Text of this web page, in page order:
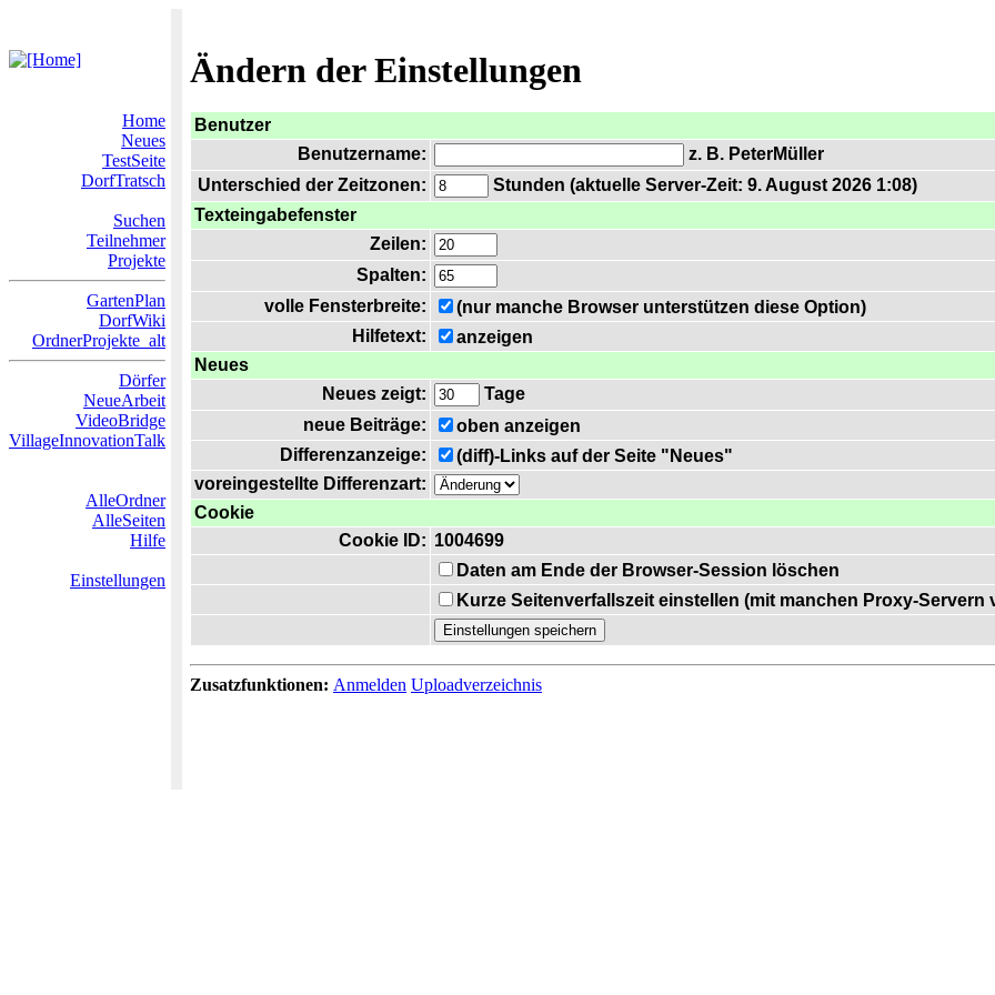
Ändern der Einstellungen
Home
Neues
TestSeite
DorfTratsch
Suchen
Teilnehmer
Projekte
GartenPlan
DorfWiki
OrdnerProjekte_alt
Dörfer
NeueArbeit
VideoBridge
VillageInnovationTalk
AlleOrdner
AlleSeiten
Hilfe
Einstellungen
Benutzer
Benutzername:
z. B. PeterMüller
Unterschied der Zeitzonen:
Stunden (aktuelle Server-Zeit: 9. August 2026 1:08)
Texteingabefenster
Zeilen:
Spalten:
volle Fensterbreite:
(nur manche Browser unterstützen diese Option)
Hilfetext:
anzeigen
Neues
Neues zeigt:
Tage
neue Beiträge:
oben anzeigen
Differenzanzeige:
(diff)-Links auf der Seite "Neues"
voreingestellte Differenzart:
Cookie
Cookie ID: 1004699
Daten am Ende der Browser-Session löschen
Kurze Seitenverfallszeit einstellen (mit manchen Proxy-Servern
Zusatzfunktionen: Anmelden Uploadverzeichnis